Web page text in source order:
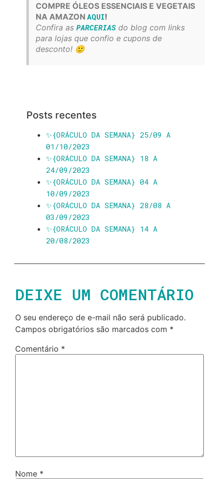
COMPRE ÓLEOS ESSENCIAIS E VEGETAIS
NA AMAZON AQUI!
Confira as PARCERIAS do blog com links
para lojas que confio e cupons de
desconto! 🙂
Posts recentes
✨️{ORÁCULO DA SEMANA} 25/09 A
01/10/2023
✨️{ORÁCULO DA SEMANA} 18 A
24/09/2023
✨️{ORÁCULO DA SEMANA} 04 A
10/09/2023
✨️{ORÁCULO DA SEMANA} 28/08 A
03/09/2023
✨️{ORÁCULO DA SEMANA} 14 A
20/08/2023
DEIXE UM COMENTÁRIO
O seu endereço de e-mail não será publicado.
Campos obrigatórios são marcados com *
Comentário *
Nome *